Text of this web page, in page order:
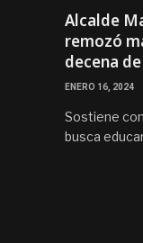
Alcalde
remozó
decena
ENERO 16, 2024
Sostiene
busca